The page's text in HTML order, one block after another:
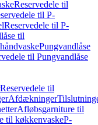
Reservedele til
til P-
Reservedele til P-
til
Pungvandlåse
til Pungvandlåse
Reservedele til
Afdækninger
Afløbsgarniture til
til køkkenvaskeP-